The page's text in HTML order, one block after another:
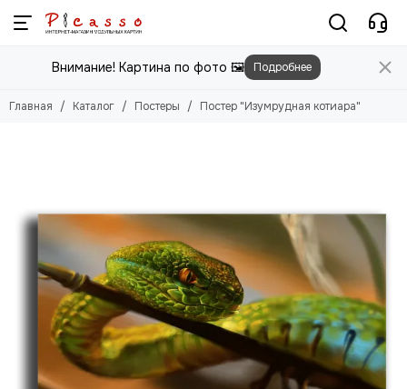
Постеры
Смотреть все товары
Еда
Техника
Для детей
Для мужчин
Фильмы, Мультфильмы
Спорт
Внимание! Картина по фото 🖼️ Подробнее
Главная Каталог Постеры Постер "Изумрудная котиара"